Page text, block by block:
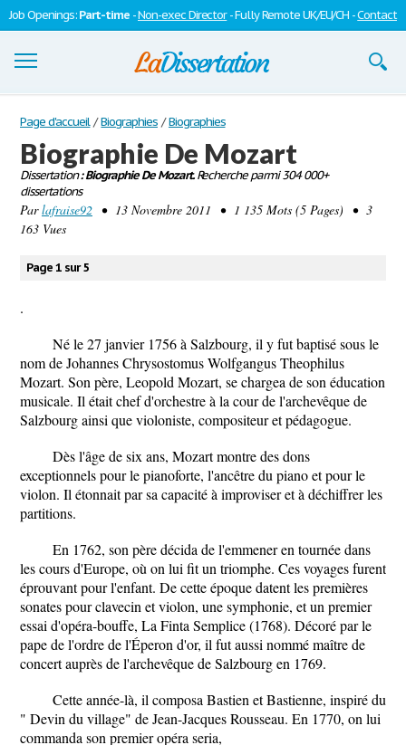
Job Openings:Part-time -Non-exec Director- Fully Remote UK/EU/CH -Contact
Dissertations
S'inscrire
Se connecter
Contactez-nous
Page d'accueil / Biographies / Biographies
Biographie De Mozart
Dissertation: Biographie De Mozart.Recherche parmi 304 000+
dissertations
Parlafraise92 • 13 Novembre 2011 • 1 135 Mots (5 Pages) • 3
163 Vues
Page 1 sur 5
.
Né le 27 janvier 1756 à Salzbourg, il y fut baptisé sous le
nom de Johannes Chrysostomus Wolfgangus Theophilus
Mozart. Son père, Leopold Mozart, se chargea de son éducation
musicale. Il était chef d'orchestre à la cour de l'archevêque de
Salzbourg ainsi que violoniste, compositeur et pédagogue.
Dès l'âge de six ans, Mozart montre des dons
exceptionnels pour le pianoforte, l'ancêtre du piano et pour le
violon. Il étonnait par sa capacité à improviser et à déchiffrer les
partitions.
En 1762, son père décida de l'emmener en tournée dans
les cours d'Europe, où on lui fit un triomphe. Ces voyages furent
éprouvant pour l'enfant. De cette époque datent les premières
sonates pour clavecin et violon, une symphonie, et un premier
essai d'opéra-bouffe, La Finta Semplice (1768). Décoré par le
pape de l'ordre de l'Éperon d'or, il fut aussi nommé maître de
concert auprès de l'archevêque de Salzbourg en 1769.
Cette année-là, il composa Bastien et Bastienne, inspiré du
" Devin du village" de Jean-Jacques Rousseau. En 1770, on lui
commanda son premier opéra seria,